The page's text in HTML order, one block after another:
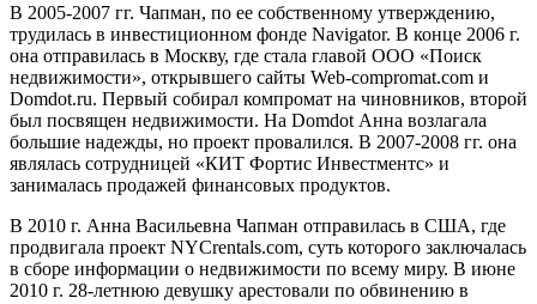
В 2005-2007 гг. Чапман, по ее собственному утверждению,
трудилась в инвестиционном фонде Navigator. В конце 2006 г.
она отправилась в Москву, где стала главой ООО «Поиск
недвижимости», открывшего сайты Web-compromat.com и
Domdot.ru. Первый собирал компромат на чиновников, второй
был посвящен недвижимости. На Domdot Анна возлагала
большие надежды, но проект провалился. В 2007-2008 гг. она
являлась сотрудницей «КИТ Фортис Инвестментс» и
занималась продажей финансовых продуктов.
В 2010 г. Анна Васильевна Чапман отправилась в США, где
продвигала проект NYCrentals.com, суть которого заключалась
в сборе информации о недвижимости по всему миру. В июне
2010 г. 28-летнюю девушку арестовали по обвинению в